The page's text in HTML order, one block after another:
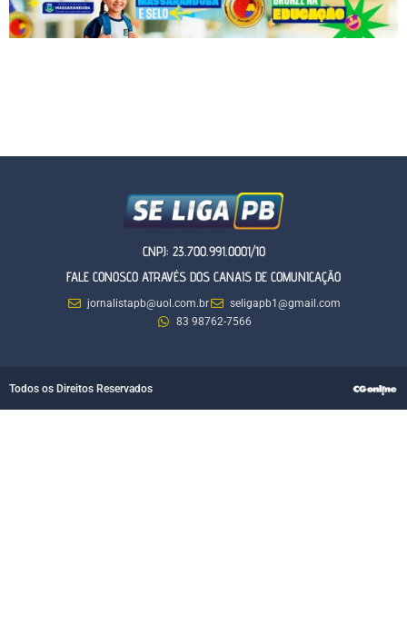
CNPJ: 23.700.991.0001/10
FALE CONOSCO ATRAVÉS DOS CANAIS DE COMUNICAÇÃO
jornalistapb@uol.com.br
seligapb1@gmail.com
83 98762-7566
Todos os Direitos Reservados